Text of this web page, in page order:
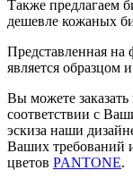
Также предлагаем
дешевле кожаных
Представленная на
является образцом
Вы можете
соответствии с
эскиза наши
Ваших требований
цветов PANTONE.